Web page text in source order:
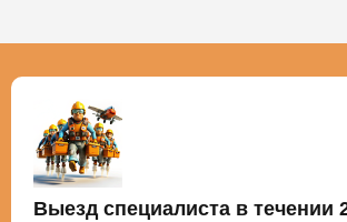
Выезд специалиста в течении